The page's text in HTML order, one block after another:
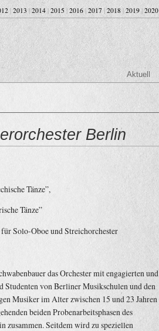
| 2013| 2014 | 2015 | 2016 | 2017| 2018 |2019 | 2020
Aktuell
Berlin
Tänze”,
Tänze”
Solo-Oboe und Streichorchester
das Orchester mit engagierten und
Studenten von Berliner Musikschulen und den
Musiker im Alter zwischen 15 und 23 Jahren
beiden Probenarbeitsphasen des
zusammen. Seitdem wird zu speziellen